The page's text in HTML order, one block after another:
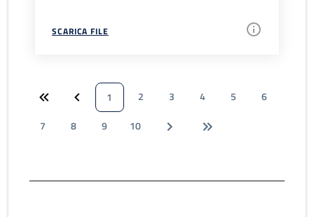
SCARICA FILE
1 2 3 4 5
6
7
8 9 10